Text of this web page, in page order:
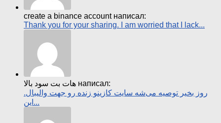
create a binance account написал:
Thank you for your sharing. I am worried that I lack...
هات بت سود بالا написал:
روز بخیر توصیه می‌شه سایت کازینو زنده رو جهت والیبال.
این...